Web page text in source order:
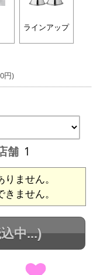
ラインアップ
円)
舗 1
ません。
ません。
中...)